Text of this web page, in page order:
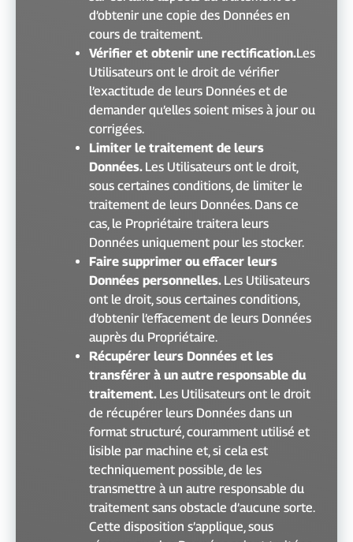
d’obtenir une copie des Données en
cours de traitement.
Vérifier et obtenir une rectification.Les
Utilisateurs ont le droit de vérifier
l’exactitude de leurs Données et de
demander qu’elles soient mises à jour ou
corrigées.
Limiter le traitement de leurs
Données. Les Utilisateurs ont le droit,
sous certaines conditions, de limiter le
traitement de leurs Données. Dans ce
cas, le Propriétaire traitera leurs
Données uniquement pour les stocker.
Faire supprimer ou effacer leurs
Données personnelles. Les Utilisateurs
ont le droit, sous certaines conditions,
d’obtenir l’effacement de leurs Données
auprès du Propriétaire.
Récupérer leurs Données et les
transférer à un autre responsable du
traitement. Les Utilisateurs ont le droit
de récupérer leurs Données dans un
format structuré, couramment utilisé et
lisible par machine et, si cela est
techniquement possible, de les
transmettre à un autre responsable du
traitement sans obstacle d’aucune sorte.
Cette disposition s’applique, sous